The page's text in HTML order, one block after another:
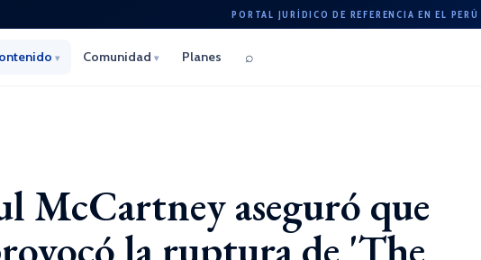
PORTAL JURÍDICO DE REFERENCIA EN EL PERÚ
▾ Comunidad ▾ Planes ⌕
McCartney aseguró que